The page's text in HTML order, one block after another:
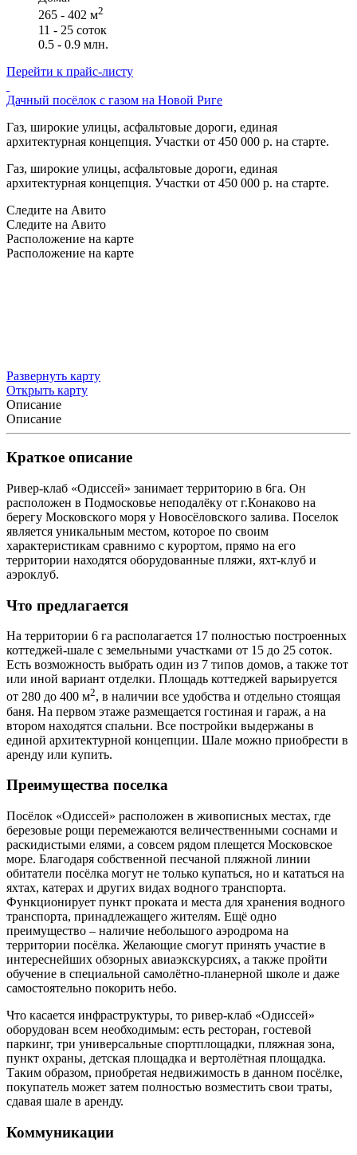
265 - 402 м2
11 - 25 соток
0.5 - 0.9 млн.
Перейти к прайс-листу
Дачный посёлок с газом на Новой Риге
Газ, широкие улицы, асфальтовые дороги, единая
архитектурная концепция. Участки от 450 000 р. на старте.
Газ, широкие улицы, асфальтовые дороги, единая
архитектурная концепция. Участки от 450 000 р. на старте.
Следите на Авито
Следите на Авито
Расположение на карте
Расположение на карте
Развернуть карту
Открыть карту
Описание
Описание
Краткое описание
Ривер-клаб «Одиссей» занимает территорию в 6га. Он
расположен в Подмосковье неподалёку от г.Конаково на
берегу Московского моря у Новосёловского залива. Поселок
является уникальным местом, которое по своим
характеристикам сравнимо с курортом, прямо на его
территории находятся оборудованные пляжи, яхт-клуб и
аэроклуб.
Что предлагается
На территории 6 га располагается 17 полностью построенных
коттеджей-шале с земельными участками от 15 до 25 соток.
Есть возможность выбрать один из 7 типов домов, а также тот
или иной вариант отделки. Площадь коттеджей варьируется
от 280 до 400 м2, в наличии все удобства и отдельно стоящая
баня. На первом этаже размещается гостиная и гараж, а на
втором находятся спальни. Все постройки выдержаны в
единой архитектурной концепции. Шале можно приобрести в
аренду или купить.
Преимущества поселка
Посёлок «Одиссей» расположен в живописных местах, где
березовые рощи перемежаются величественными соснами и
раскидистыми елями, а совсем рядом плещется Московское
море. Благодаря собственной песчаной пляжной линии
обитатели посёлка могут не только купаться, но и кататься на
яхтах, катерах и других видах водного транспорта.
Функционирует пункт проката и места для хранения водного
транспорта, принадлежащего жителям. Ещё одно
преимущество – наличие небольшого аэродрома на
территории посёлка. Желающие смогут принять участие в
интереснейших обзорных авиаэкскурсиях, а также пройти
обучение в специальной самолётно-планерной школе и даже
самостоятельно покорить небо.
Что касается инфраструктуры, то ривер-клаб «Одиссей»
оборудован всем необходимым: есть ресторан, гостевой
паркинг, три универсальные спортплощадки, пляжная зона,
пункт охраны, детская площадка и вертолётная площадка.
Таким образом, приобретая недвижимость в данном посёлке,
покупатель может затем полностью возместить свои траты,
сдавая шале в аренду.
Коммуникации